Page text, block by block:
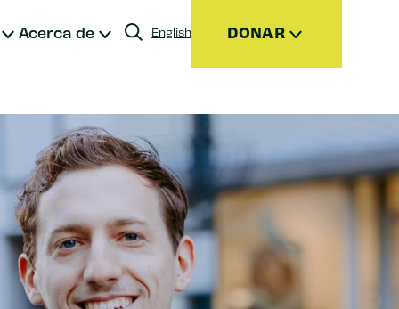
Acerca de English DONAR
por donantes (DAF)
de donar